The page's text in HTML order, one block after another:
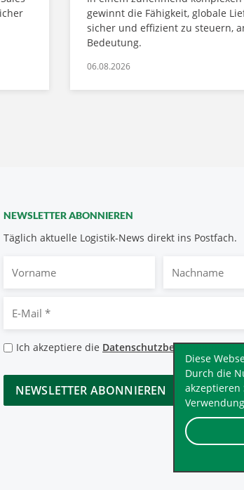
Diese
Durch die
akzeptieren
gewinnt die Fähigkeit, globale
sicher und effizient zu steuern,
Bedeutung.
06.08.2026
NEWSLETTER ABONNIEREN
Täglich aktuelle Logistik-News direkt ins Postfach.
Mail
Datenschutzbestimmungen
Ich akzeptiere die Datenschutzbestimmungen.*
CAPTCHA